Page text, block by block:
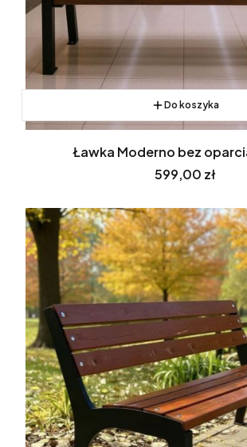
Do koszyka
Ławka Moderno bez
Cena
599,00 zł